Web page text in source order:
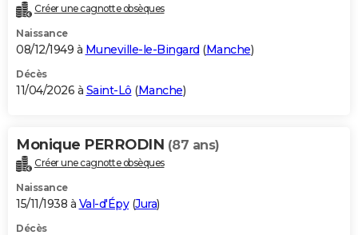
Destinations
City break
Voyage nature
Voyage de noces
Forum
Climat
+PHOTO
GUIDES D'ACHAT
BONS PLANS
Carte de Noël
Carte Bonne année
Carte Saint-Valentin
Carte Pâques
Carte d'anniversaire
DICTIONNAIRE
Dictionnaire
Biographies
Citations
Expressions
Proverbes
PROGRAMME TV
Créer une cagnotte obsèques
Naissance
08/12/1949 à Muneville-le-Bingard (Manche)
Décès
11/04/2026 à Saint-Lô (Manche)
Monique PERRODIN (87 ans)
Créer une cagnotte obsèques
Naissance
15/11/1938 à Val-d'Épy(Jura)
Décès